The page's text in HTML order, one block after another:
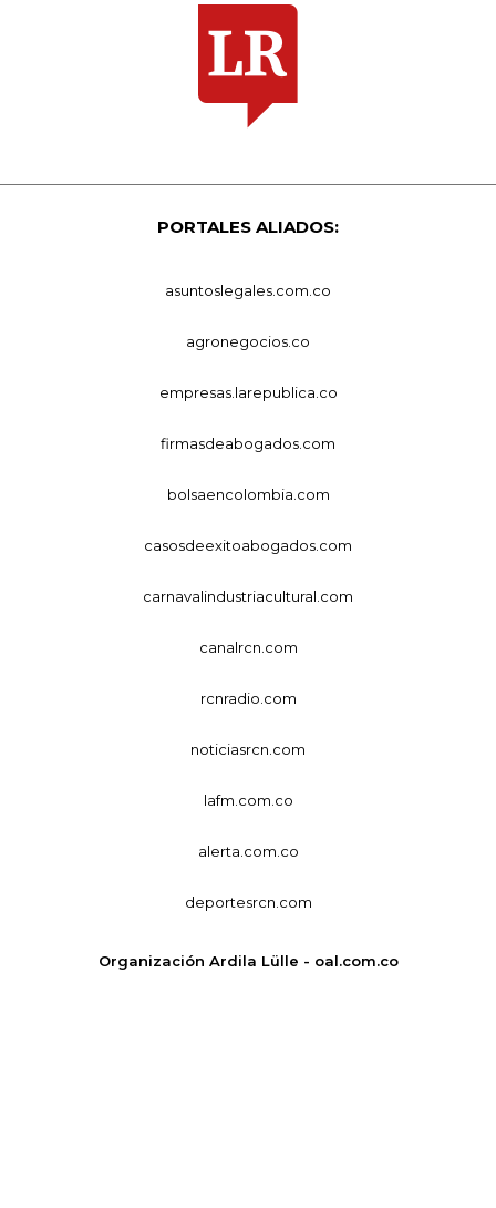
PORTALES ALIADOS:
asuntoslegales.com.co
agronegocios.co
empresas.larepublica.co
firmasdeabogados.com
bolsaencolombia.com
casosdeexitoabogados.com
carnavalindustriacultural.com
canalrcn.com
rcnradio.com
noticiasrcn.com
lafm.com.co
alerta.com.co
deportesrcn.com
Organización Ardila Lülle - oal.com.co